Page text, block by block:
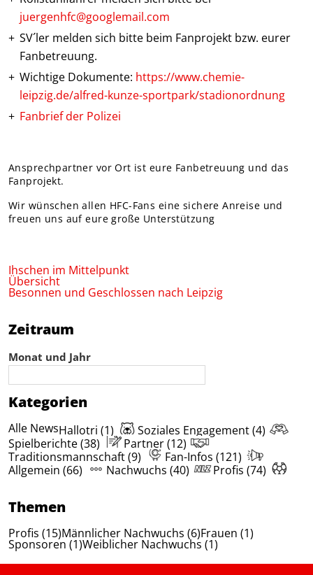
Zeitraum
Monat und Jahr
Kategorien
Alle NewsHallotri (1)
Soziales Engagement (4)
Spielberichte (38)
Partner (12)
Traditionsmannschaft (9)
Fan-Infos (121)
Allgemein (66)
Nachwuchs (40) Profis (74)
Themen
Profis (15)Männlicher Nachwuchs (6)Frauen (1)
Sponsoren (1)Weiblicher Nachwuchs (1)
juergenhfc@googlemail.com
SV´ler melden sich bitte beim Fanprojekt bzw. eurer
Fanbetreuung.
Wichtige Dokumente: https://www.chemie-
leipzig.de/alfred-kunze-sportpark/stadionordnung
Fanbrief der Polizei
Ansprechpartner vor Ort ist eure Fanbetreuung und das
Fanprojekt.
Wir wünschen allen HFC-Fans eine sichere Anreise und
freuen uns auf eure große Unterstützung
Ihschen im Mittelpunkt
Übersicht
Besonnen und Geschlossen nach Leipzig